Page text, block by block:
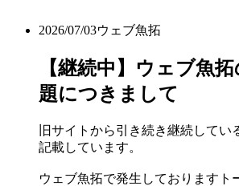
2026/07/03ウェブ魚拓
【継続中】ウェブ魚
題につきまして
旧サイトから引き続き継続してい
記載しています。
ウェブ魚拓で発生しておりますト